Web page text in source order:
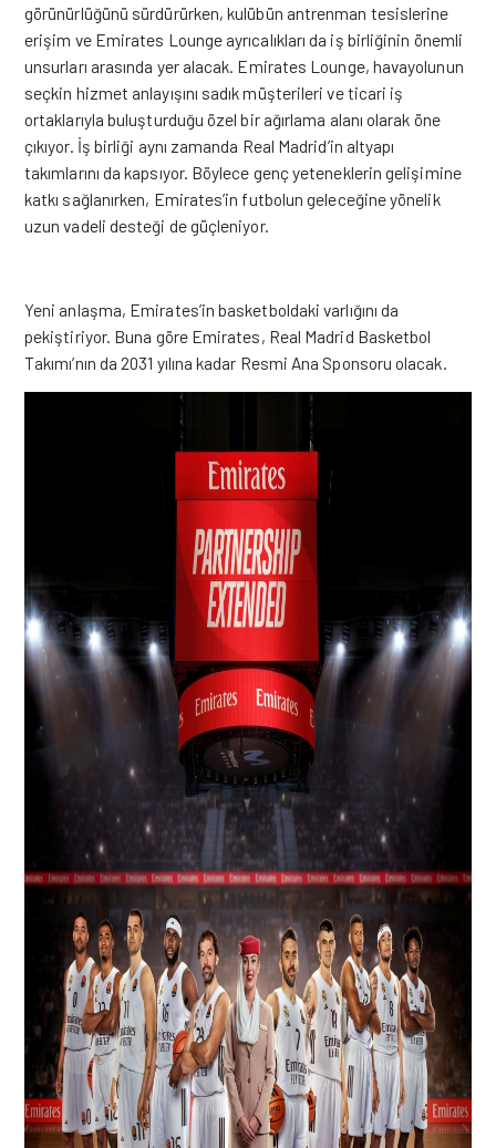
görünürlüğünü sürdürürken, kulübün antrenman tesislerine
erişim ve Emirates Lounge ayrıcalıkları da iş birliğinin önemli
unsurları arasında yer alacak. Emirates Lounge, havayolunun
seçkin hizmet anlayışını sadık müşterileri ve ticari iş
ortaklarıyla buluşturduğu özel bir ağırlama alanı olarak öne
çıkıyor. İş birliği aynı zamanda Real Madrid’in altyapı
takımlarını da kapsıyor. Böylece genç yeteneklerin gelişimine
katkı sağlanırken, Emirates’in futbolun geleceğine yönelik
uzun vadeli desteği de güçleniyor.
Yeni anlaşma, Emirates’in basketboldaki varlığını da
pekiştiriyor. Buna göre Emirates, Real Madrid Basketbol
Takımı’nın da 2031 yılına kadar Resmi Ana Sponsoru olacak.